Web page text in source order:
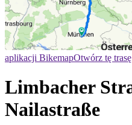
aplikacji BikemapOtwórz tę
Limbacher
Nailastraße